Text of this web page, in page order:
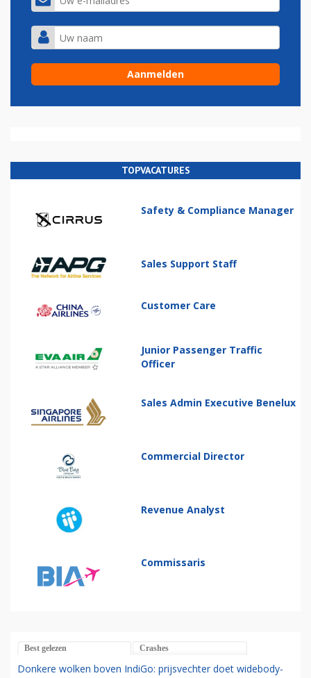
TOPVACATURES
Safety & Compliance Manager
Sales Support Staff
Customer Care
Junior Passenger Traffic
Officer
Sales Admin Executive Benelux
Commercial Director
Revenue Analyst
Commissaris
Best gelezen Crashes
Donkere wolken boven IndiGo: prijsvechter doet widebody-